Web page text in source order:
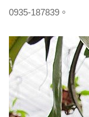
0935-187839。